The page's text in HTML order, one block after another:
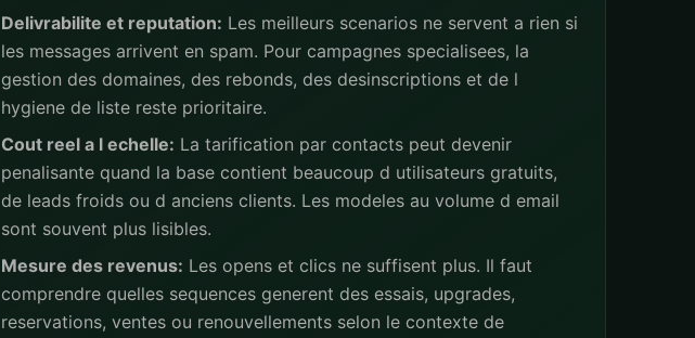
Delivrabilite et reputation: Les meilleurs scenarios ne servent a rien si
les messages arrivent en spam. Pour campagnes specialisees, la
gestion des domaines, des rebonds, des desinscriptions et de l
hygiene de liste reste prioritaire.
Cout reel a l echelle: La tarification par contacts peut devenir
penalisante quand la base contient beaucoup d utilisateurs gratuits,
de leads froids ou d anciens clients. Les modeles au volume d email
sont souvent plus lisibles.
Mesure des revenus: Les opens et clics ne suffisent plus. Il faut
comprendre quelles sequences generent des essais, upgrades,
reservations, ventes ou renouvellements selon le contexte de